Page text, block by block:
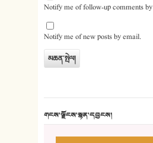
Notify me of follow-up comments
Notify me of new posts by email.
གངས་ལྗོངས་སྙན་དབྱངས།